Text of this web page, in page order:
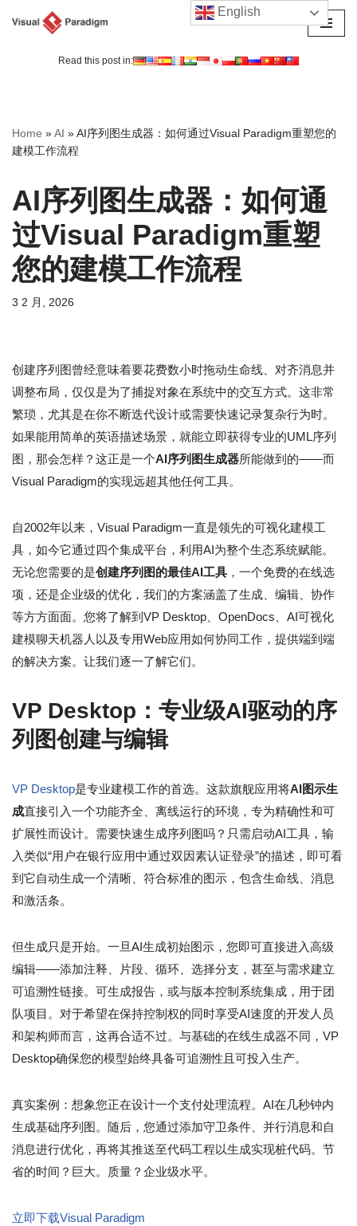
Read this post in:
Home »AI »AI序列图生成器：如何通过Visual Paradigm重塑您的
建模工作流程
AI序列图生成器：如何通
过Visual Paradigm重塑
您的建模工作流程
3 2 月, 2026
创建序列图曾经意味着要花费数小时拖动生命线、对齐消息并
调整布局，仅仅是为了捕捉对象在系统中的交互方式。这非常
繁琐，尤其是在你不断迭代设计或需要快速记录复杂行为时。
如果能用简单的英语描述场景，就能立即获得专业的UML序列
图，那会怎样？这正是一个AI序列图生成器所能做到的——而
Visual Paradigm的实现远超其他任何工具。
自2002年以来，Visual Paradigm一直是领先的可视化建模工
具，如今它通过四个集成平台，利用AI为整个生态系统赋能。
无论您需要的是创建序列图的最佳AI工具 ，一个免费的在线选
项，还是企业级的优化，我们的方案涵盖了生成、编辑、协作
等方方面面。您将了解到VP Desktop、OpenDocs、AI可视化
建模聊天机器人以及专用Web应用如何协同工作，提供端到端
的解决方案。让我们逐一了解它们。
VP Desktop：专业级AI驱动的序
列图创建与编辑
VP Desktop是专业建模工作的首选。这款旗舰应用将AI图示生
成直接引入一个功能齐全、离线运行的环境，专为精确性和可
扩展性而设计。需要快速生成序列图吗？只需启动AI工具，输
入类似“用户在银行应用中通过双因素认证登录”的描述，即可看
到它自动生成一个清晰、符合标准的图示，包含生命线、消息
和激活条。
但生成只是开始。一旦AI生成初始图示，您即可直接进入高级
编辑——添加注释、片段、循环、选择分支，甚至与需求建立
可追溯性链接。可生成报告，或与版本控制系统集成，用于团
队项目。对于希望在保持控制权的同时享受AI速度的开发人员
和架构师而言，这再合适不过。与基础的在线生成器不同，VP
Desktop确保您的模型始终具备可追溯性且可投入生产。
真实案例：想象您正在设计一个支付处理流程。AI在几秒钟内
生成基础序列图。随后，您通过添加守卫条件、并行消息和自
消息进行优化，再将其推送至代码工程以生成实现桩代码。节
省的时间？巨大。质量？企业级水平。
立即下载Visual Paradigm
English